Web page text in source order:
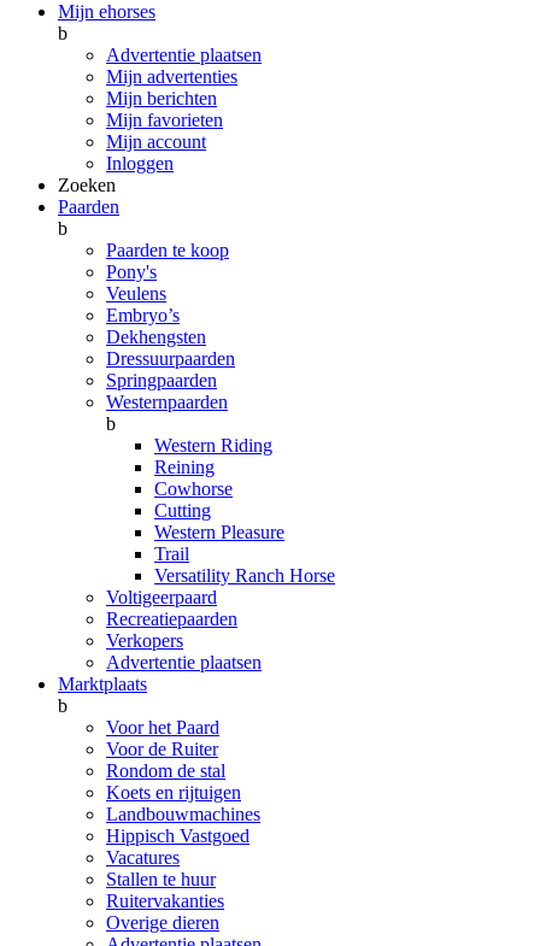
Mijn ehorses
b
Advertentie plaatsen
Mijn advertenties
Mijn berichten
Mijn favorieten
Mijn account
Inloggen
Zoeken
Paarden
b
Paarden te koop
Pony's
Veulens
Embryo’s
Dekhengsten
Dressuurpaarden
Springpaarden
Westernpaarden
b
Western Riding
Reining
Cowhorse
Cutting
Western Pleasure
Trail
Versatility Ranch Horse
Voltigeerpaard
Recreatiepaarden
Verkopers
Advertentie plaatsen
Marktplaats
b
Voor het Paard
Voor de Ruiter
Rondom de stal
Koets en rijtuigen
Landbouwmachines
Hippisch Vastgoed
Vacatures
Stallen te huur
Ruitervakanties
Overige dieren